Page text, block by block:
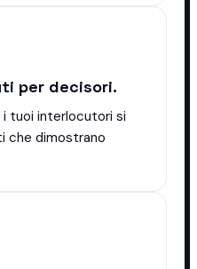
per decisori.
i tuoi interlocutori si
che dimostrano